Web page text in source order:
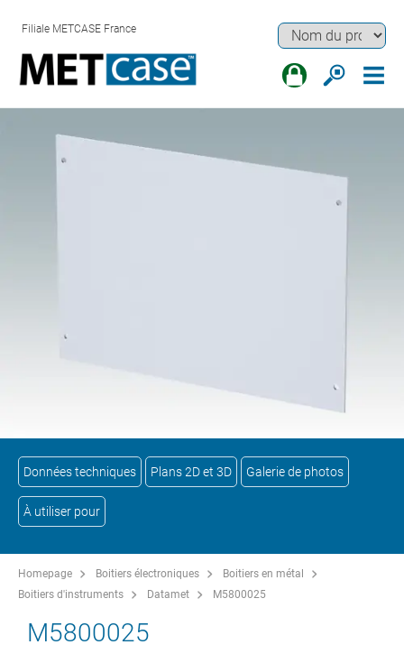
Filiale METCASE France
Données techniques Plans 2D et 3D Galerie de photos
À utiliser pour
Homepage Boitiers électroniques
Boitiers en métal
Boitiers d'instruments
Datamet M5800025
M5800025